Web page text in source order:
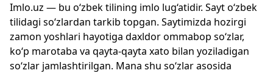
Imlo.uz — bu o‘zbek tilining imlo lug‘atidir. Sayt o‘zbek
tilidagi so‘zlardan tarkib topgan. Saytimizda hozirgi
zamon yoshlari hayotiga daxldor ommabop so‘zlar,
ko‘p marotaba va qayta-qayta xato bilan yoziladigan
so‘zlar jamlashtirilgan. Mana shu so‘zlar asosida